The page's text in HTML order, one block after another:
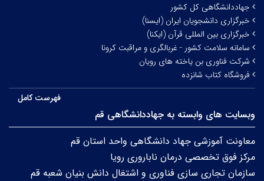
جهاددانشگاهی کل کشور
خبرگزاری دانشجویان ایران (ایسنا)
خبرگزاری بین المللی قرآن (ایکنا)
سامانه سلامت کشور - غربالگری و مراقبت کرونا
شرکت فناوری بن یاخته های رویان
فروشگاه کتاب شانزده
فهرست کامل
وبسایت های وابسته به جهاددانشگاهی قم
معاونت آموزشی جهاد دانشگاهی واحد استان قم
مرکز فوق تخصصی درمان ناباروری رویا
سازمان تجاری سازی فناوری و اشتغال دانش بنیان شعبه قم